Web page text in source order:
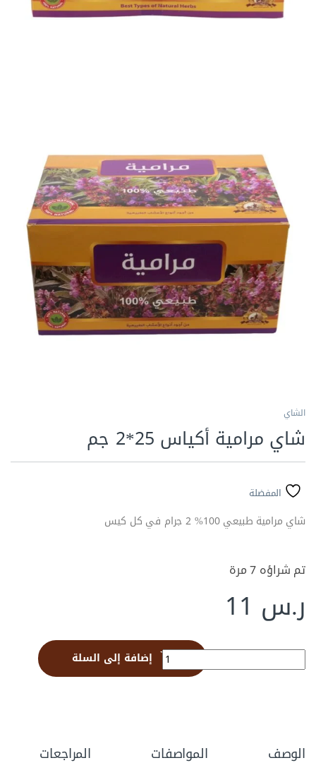
الشاي
شاي مرامية أكياس 25*2 جم
المفضلة
شاي مرامية طبيعي 100% 2 جرام في كل كيس
تم شراؤه 7 مرة
ر.س
شاي مرامية أكياس 25*2 جم quantity إضافة إلى السلة
الوصف المواصفات المراجعات